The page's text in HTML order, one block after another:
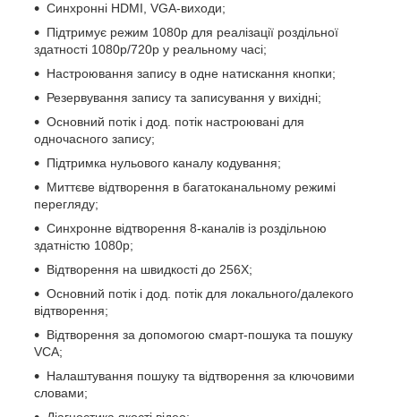
Синхронні HDMI, VGA-виходи;
Підтримує режим 1080р для реалізації роздільної
здатності 1080p/720р у реальному часі;
Настроювання запису в одне натискання кнопки;
Резервування запису та записування у вихідні;
Основний потік і дод. потік настроювані для
одночасного запису;
Підтримка нульового каналу кодування;
Миттєве відтворення в багатоканальному режимі
перегляду;
Синхронне відтворення 8-каналів із роздільною
здатністю 1080p;
Відтворення на швидкості до 256X;
Основний потік і дод. потік для локального/далекого
відтворення;
Відтворення за допомогою смарт-пошука та пошуку
VCA;
Налаштування пошуку та відтворення за ключовими
словами;